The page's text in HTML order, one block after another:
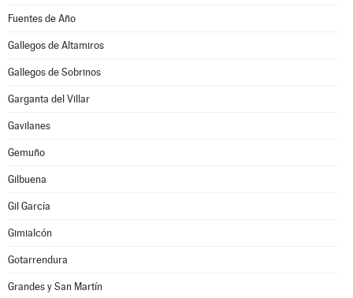
Fuentes de Año
Gallegos de Altamiros
Gallegos de Sobrinos
Garganta del Villar
Gavilanes
Gemuño
Gilbuena
Gil García
Gimialcón
Gotarrendura
Grandes y San Martín